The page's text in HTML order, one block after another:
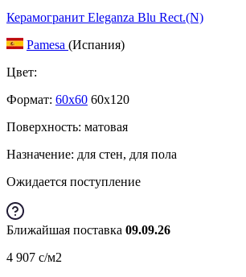
Керамогранит Eleganza Blu Rect.(N)
Pamesa (Испания)
Цвет:
Формат: 60x60 60x120
Поверхность: матовая
Назначение: для стен, для пола
Ожидается поступление
Ближайшая поставка 09.09.26
4 907 c/м2